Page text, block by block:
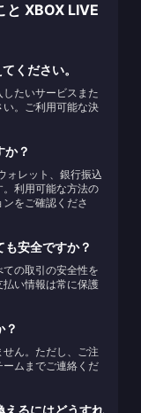
と XBOX LIVE
ください。
たいサービスまた
。ご利用可能な決
か？
ォレット、銀行振込
利用可能な方法の
をご確認くださ
安全ですか？
の取引の安全性を
い情報は常に保護
？
ん。ただし、ご注
ムまでご連絡くだ
えるにはどうすれ